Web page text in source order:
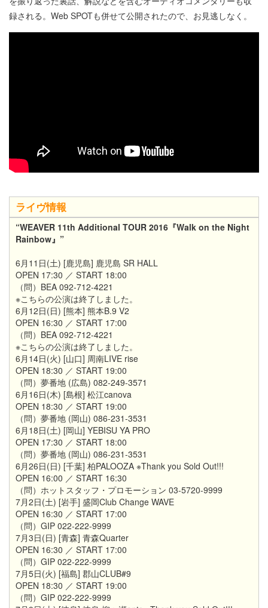
録される。Web SPOTも併せて公開されたので、お見逃しなく。
ライヴ情報
“WEAVER 11th Additional TOUR 2016『Walk on the Night
Rainbow』”
6月11日(土) [鹿児島] 鹿児島 SR HALL
OPEN 17:30 ／ START 18:00
（問）BEA 092-712-4221
※こちらの公演は終了しました。
6月12日(日) [熊本] 熊本B.9 V2
OPEN 16:30 ／ START 17:00
（問）BEA 092-712-4221
※こちらの公演は終了しました。
6月14日(火) [山口] 周南LIVE rise
OPEN 18:30 ／ START 19:00
（問）夢番地 (広島) 082-249-3571
6月16日(木) [島根] 松江canova
OPEN 18:30 ／ START 19:00
（問）夢番地 (岡山) 086-231-3531
6月18日(土) [岡山] YEBISU YA PRO
OPEN 17:30 ／ START 18:00
（問）夢番地 (岡山) 086-231-3531
6月26日(日) [千葉] 柏PALOOZA ※Thank you Sold Out!!!
OPEN 16:00 ／ START 16:30
（問）ホットスタッフ・プロモーション 03-5720-9999
7月2日(土) [岩手] 盛岡Club Change WAVE
OPEN 16:30 ／ START 17:00
（問）GIP 022-222-9999
7月3日(日) [青森] 青森Quarter
OPEN 16:30 ／ START 17:00
（問）GIP 022-222-9999
7月5日(火) [福島] 郡山CLUB#9
OPEN 18:30 ／ START 19:00
（問）GIP 022-222-9999